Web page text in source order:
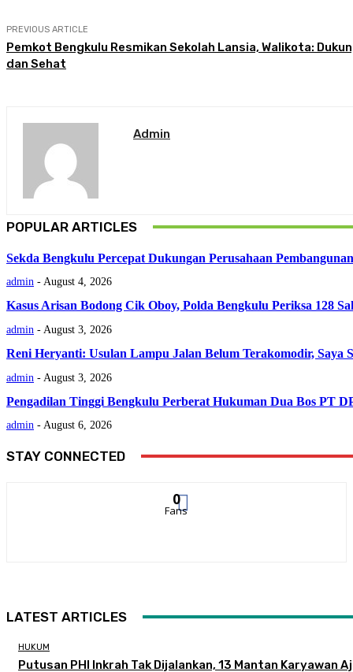
PREVIOUS ARTICLE
Pemkot Bengkulu Resmikan Sekolah Lansia, Walikota:
dan Sehat
Admin
POPULAR ARTICLES
Sekda Bengkulu Percepat Dukungan Perusahaan
admin - August 4, 2026
Kasus Arisan Bodong Cik Oboy, Polda Bengkulu Periksa 128
admin - August 3, 2026
Reni Heryanti: Usulan Lampu Jalan Belum Terakomodir, Saya
admin - August 3, 2026
Pengadilan Tinggi Bengkulu Perberat Hukuman Dua Bos PT
admin - August 6, 2026
STAY CONNECTED
0
Fans
LATEST ARTICLES
HUKUM
Putusan PHI Inkrah Tak Dijalankan, 13 Mantan Karyawan